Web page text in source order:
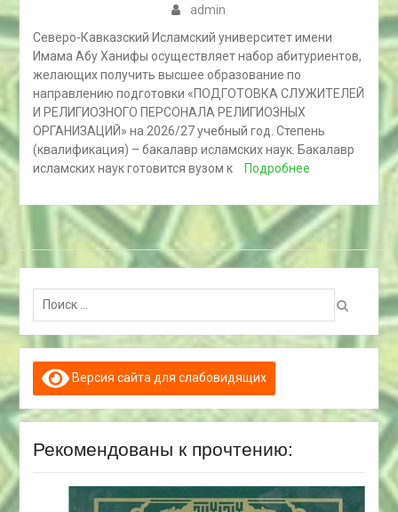
admin
Северо-Кавказский Исламский университет имени
Имама Абу Ханифы осуществляет набор абитуриентов,
желающих получить высшее образование по
направлению подготовки «ПОДГОТОВКА СЛУЖИТЕЛЕЙ
И РЕЛИГИОЗНОГО ПЕРСОНАЛА РЕЛИГИОЗНЫХ
ОРГАНИЗАЦИЙ» на 2026/27 учебный год. Степень
(квалификация) – бакалавр исламских наук. Бакалавр
исламских наук готовится вузом к
Подробнее
Поиск:
Версия сайта для слабовидящих
Рекомендованы к прочтению: